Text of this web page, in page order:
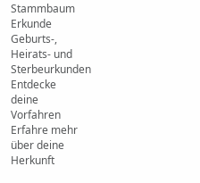
Stammbaum
Erkunde
Geburts-,
Heirats- und
Sterbeurkunden
Entdecke
deine
Vorfahren
Erfahre mehr
über deine
Herkunft